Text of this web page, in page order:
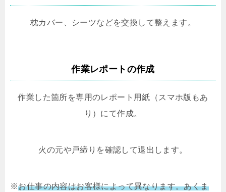
枕カバー、シーツなどを交換して整えます。
作業レポートの作成
作業した箇所を専用のレポート用紙（スマホ版もあ
り）にて作成。
火の元や戸締りを確認して退出します。
※お仕事の内容はお客様によって異なります。あくま